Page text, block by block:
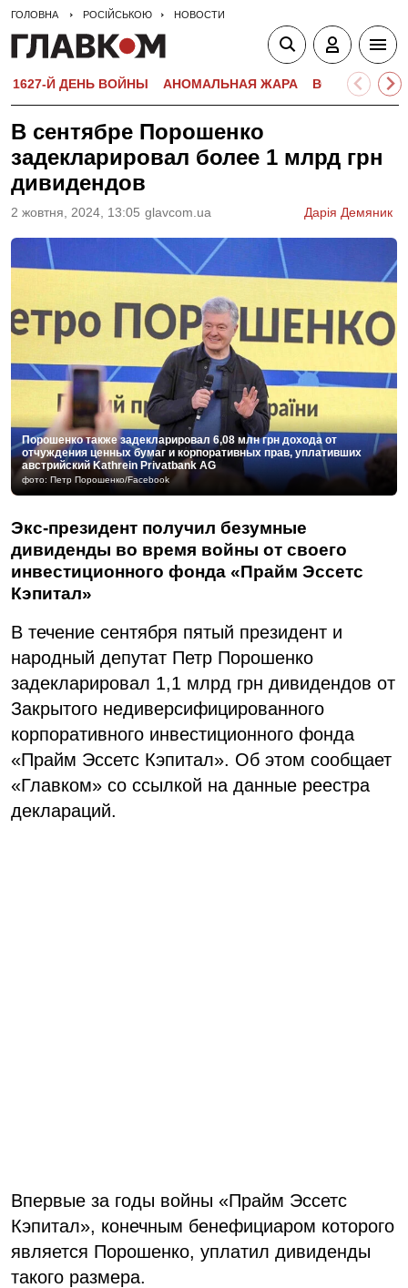
ГОЛОВНА РОСІЙСЬКОЮ НОВОСТИ
1627-Й ДЕНЬ ВОЙНЫ АНОМАЛЬНАЯ ЖАРА
В сентябре Порошенко
задекларировал более 1 млрд грн
дивидендов
2 жовтня, 2024, 13:05 glavcom.ua Дарія Демяник
Порошенко также задекларировал 6,08 млн грн дохода от
отчуждения ценных бумаг и корпоративных прав, уплативших
австрийский Kathrein Privatbank AG
фото: Петр Порошенко/Facebook
Экс-президент получил безумные
дивиденды во время войны от своего
инвестиционного фонда «Прайм Эссетс
Кэпитал»
В течение сентября пятый президент и
народный депутат Петр Порошенко
задекларировал 1,1 млрд грн дивидендов от
Закрытого недиверсифицированного
корпоративного инвестиционного фонда
«Прайм Эссетс Кэпитал». Об этом сообщает
«Главком» со ссылкой на данные реестра
деклараций.
Впервые за годы войны «Прайм Эссетс
Кэпитал», конечным бенефициаром которого
является Порошенко, уплатил дивиденды
такого размера.